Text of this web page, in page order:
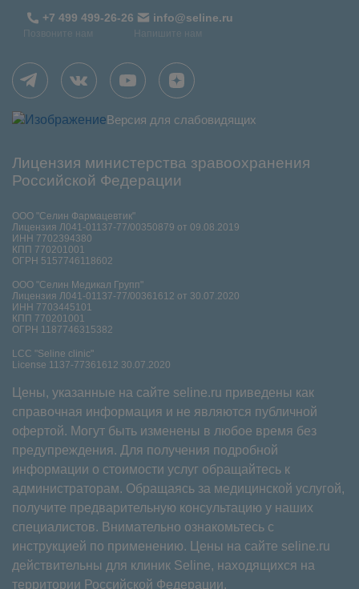
+7 499 499-26-26
Позвоните нам
info@seline.ru
Напишите нам
Версия для слабовидящих
Лицензия министерства зравоохранения
Российской Федерации
ООО "Селин Фармацевтик"
Лицензия Л041-01137-77/00350879 от 09.08.2019
ИНН 7702394380
КПП 770201001
ОГРН 5157746118602
ООО "Селин Медикал Групп"
Лицензия Л041-01137-77/00361612 от 30.07.2020
ИНН 7703445101
КПП 770201001
ОГРН 1187746315382
LCC "Seline clinic"
License 1137-77361612 30.07.2020
Цены, указанные на сайте seline.ru приведены как
справочная информация и не являются публичной
офертой. Могут быть изменены в любое время без
предупреждения. Для получения подробной
информации о стоимости услуг обращайтесь к
администраторам. Обращаясь за медицинской услугой,
получите предварительную консультацию у наших
специалистов. Внимательно ознакомьтесь с
инструкцией по применению. Цены на сайте seline.ru
действительны для клиник Seline, находящихся на
территории Российской Федерации.